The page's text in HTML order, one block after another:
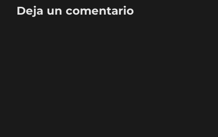
Deja un comentario